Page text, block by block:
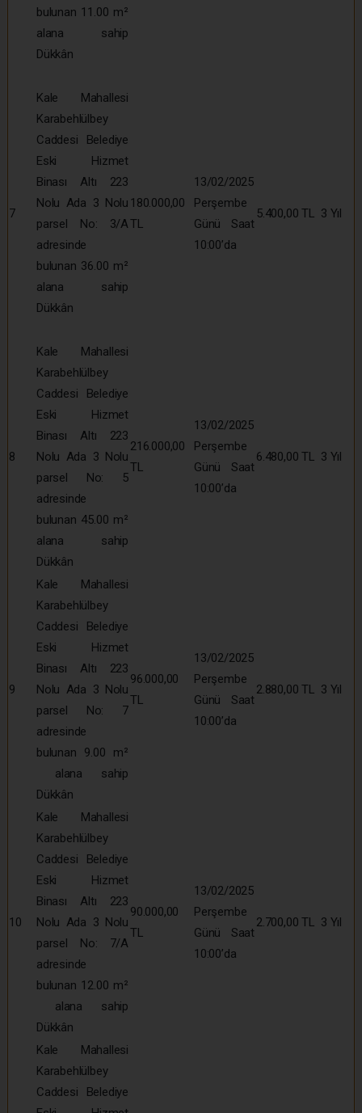
bulunan 11.00 m²
alana sahip
Dükkân
7
Kale Mahallesi
Karabehlülbey
Caddesi Belediye
Eski Hizmet
Binası Altı 223
Nolu Ada 3 Nolu
parsel No: 3/A
adresinde
bulunan 36.00 m²
alana sahip
Dükkân
180.000,00
TL
13/02/2025
Perşembe
Günü Saat
10:00’da
5.400,00 TL 3 Yıl
8
Kale Mahallesi
Karabehlülbey
Caddesi Belediye
Eski Hizmet
Binası Altı 223
Nolu Ada 3 Nolu
parsel No: 5
adresinde
bulunan 45.00 m²
alana sahip
Dükkân
216.000,00
TL
13/02/2025
Perşembe
Günü Saat
10:00’da
6.480,00 TL 3 Yıl
9
Kale Mahallesi
Karabehlülbey
Caddesi Belediye
Eski Hizmet
Binası Altı 223
Nolu Ada 3 Nolu
parsel No: 7
adresinde
bulunan 9.00 m²
alana sahip
Dükkân
96.000,00
TL
13/02/2025
Perşembe
Günü Saat
10:00’da
2.880,00 TL 3 Yıl
10
Kale Mahallesi
Karabehlülbey
Caddesi Belediye
Eski Hizmet
Binası Altı 223
Nolu Ada 3 Nolu
parsel No: 7/A
adresinde
bulunan 12.00 m²
alana sahip
Dükkân
90.000,00
TL
13/02/2025
Perşembe
Günü Saat
10:00’da
2.700,00 TL 3 Yıl
Kale Mahallesi
Karabehlülbey
Caddesi Belediye